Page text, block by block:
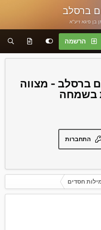
ברסלב
בן פיגא זיע"א
הרשמה
ברסלב - מצווה
בשמחה
התחברות
חסדים